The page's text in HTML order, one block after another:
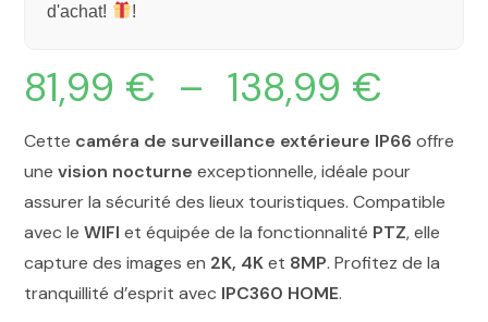
d'achat!
!
81,99 € – 138,99 €
Cette caméra de surveillance extérieure IP66 offre
unevision nocturne exceptionnelle, idéale pour
assurer la sécurité des lieux touristiques. Compatible
avec leWIFI et équipée de la fonctionnalité PTZ, elle
capture des images en 2K, 4Ket 8MP. Profitez de la
tranquillité d’esprit avec IPC360 HOME.